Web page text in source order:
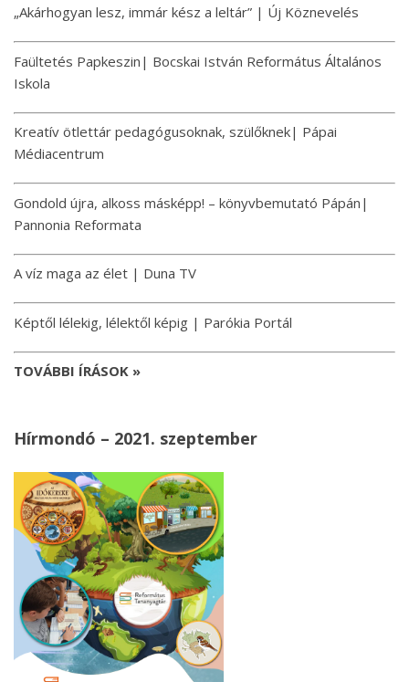
„Akárhogyan lesz, immár kész a leltár” | Új Köznevelés
Faültetés Papkeszin| Bocskai István Református Általános
Iskola
Kreatív ötlettár pedagógusoknak, szülőknek| Pápai
Médiacentrum
Gondold újra, alkoss másképp! – könyvbemutató Pápán|
Pannonia Reformata
A víz maga az élet | Duna TV
Képtől lélekig, lélektől képig | Parókia Portál
TOVÁBBI ÍRÁSOK »
Hírmondó – 2021. szeptember